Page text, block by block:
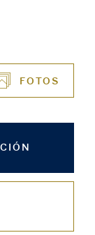
FOTOS